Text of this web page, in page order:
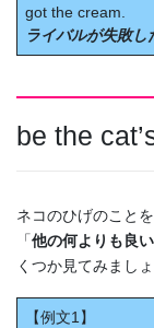
got the cream.
ライバルが失敗し
be the
ネコのひげのこと
「他の何よりも良い
くつか見てみましょ
【例文1】